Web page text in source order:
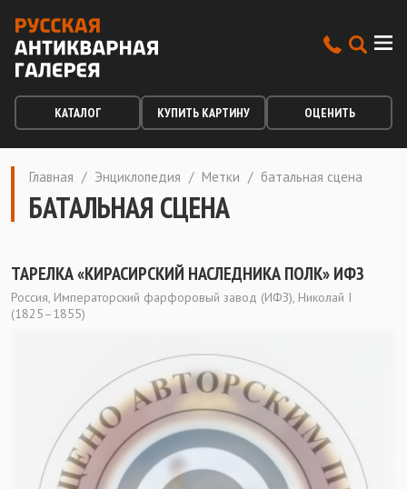
КАТАЛОГ КУПИТЬ КАРТИНУ ОЦЕНИТЬ
Главная / Энциклопедия / Метки / батальная сцена
БАТАЛЬНАЯ СЦЕНА
ТАРЕЛКА «КИРАСИРСКИЙ НАСЛЕДНИКА ПОЛК» ИФЗ
Россия, Императорский фарфоровый завод (ИФЗ), Николай I
(1825–1855)